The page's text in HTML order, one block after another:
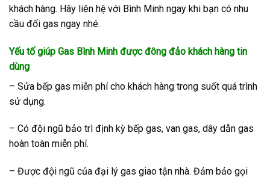
khách hàng. Hãy liên hệ với Bình Minh ngay khi bạn có nhu
cầu đổi gas ngay nhé.
Yếu tố giúp Gas Bình Minh được đông đảo khách hàng tin
dùng
– Sửa bếp gas miễn phí cho khách hàng trong suốt quá trình
sử dụng.
– Có đội ngũ bảo trì định kỳ bếp gas, van gas, dây dẫn gas
hoàn toàn miễn phí.
– Được đội ngũ của đại lý gas giao tận nhà. Đảm bảo gọi